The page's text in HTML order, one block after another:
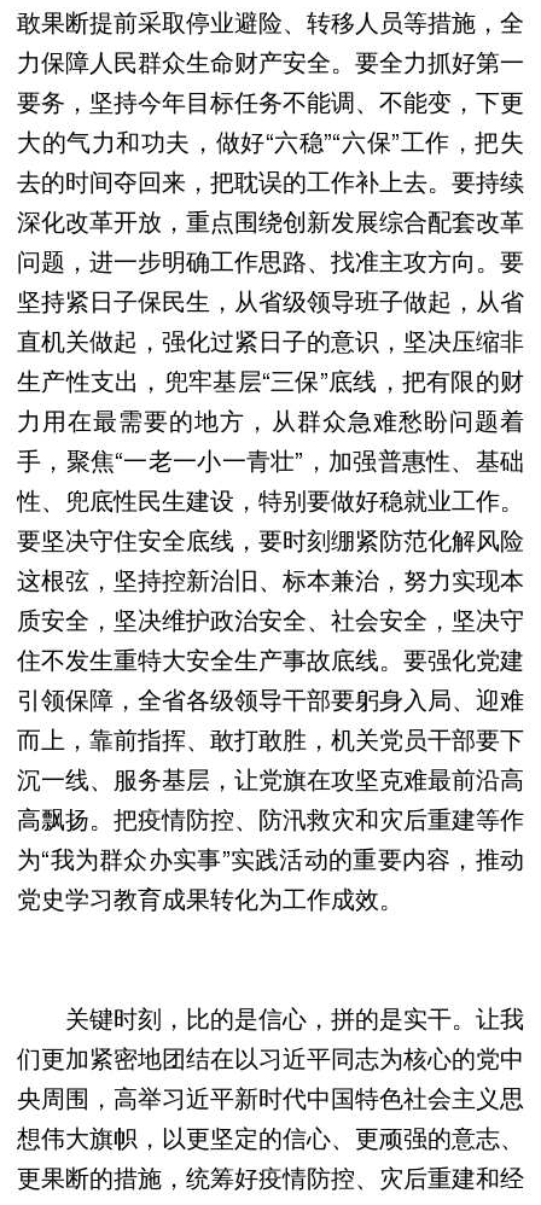
敢果断提前采取停业避险、转移人员等措施，全
力保障人民群众生命财产安全。要全力抓好第一
要务，坚持今年目标任务不能调、不能变，下更
大的气力和功夫，做好“六稳”“六保”工作，把失
去的时间夺回来，把耽误的工作补上去。要持续
深化改革开放，重点围绕创新发展综合配套改革
问题，进一步明确工作思路、找准主攻方向。要
坚持紧日子保民生，从省级领导班子做起，从省
直机关做起，强化过紧日子的意识，坚决压缩非
生产性支出，兜牢基层“三保”底线，把有限的财
力用在最需要的地方，从群众急难愁盼问题着
手，聚焦“一老一小一青壮”，加强普惠性、基础
性、兜底性民生建设，特别要做好稳就业工作。
要坚决守住安全底线，要时刻绷紧防范化解风险
这根弦，坚持控新治旧、标本兼治，努力实现本
质安全，坚决维护政治安全、社会安全，坚决守
住不发生重特大安全生产事故底线。要强化党建
引领保障，全省各级领导干部要躬身入局、迎难
而上，靠前指挥、敢打敢胜，机关党员干部要下
沉一线、服务基层，让党旗在攻坚克难最前沿高
高飘扬。把疫情防控、防汛救灾和灾后重建等作
为“我为群众办实事”实践活动的重要内容，推动
党史学习教育成果转化为工作成效。
关键时刻，比的是信心，拼的是实干。让我
们更加紧密地团结在以习近平同志为核心的党中
央周围，高举习近平新时代中国特色社会主义思
想伟大旗帜，以更坚定的信心、更顽强的意志、
更果断的措施，统筹好疫情防控、灾后重建和经